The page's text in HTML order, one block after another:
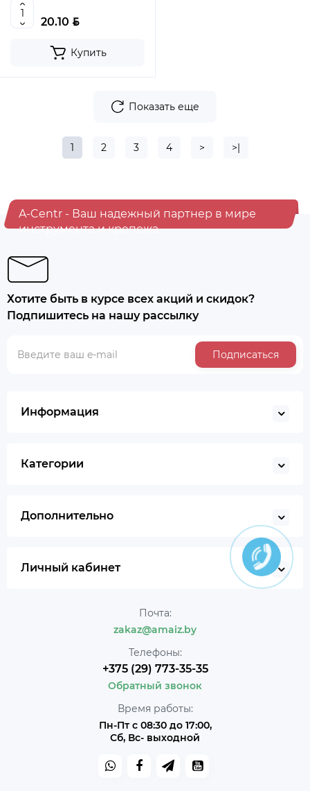
20.10 BYN
Купить
Показать еще
1 2 3 4 > >|
A-Centr - Ваш надежный партнер в мире
инструмента и крепежа
Хотите быть в курсе всех акций и скидок?
Подпишитесь на нашу рассылку
Подписаться
Информация
Категории
Дополнительно
Личный кабинет
Почта:
zakaz@amaiz.by
Телефоны:
+375 (29) 773-35-35
Обратный звонок
Время работы:
Пн-Пт с 08:30 до 17:00,
Сб, Вс- выходной